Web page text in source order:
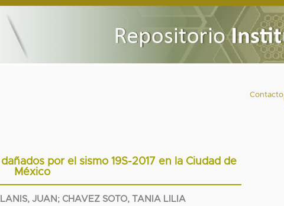
Contacto
por el sismo 19S-2017 en la Ciudad de
México
JUAN ; CHAVEZ SOTO, TANIA LILIA